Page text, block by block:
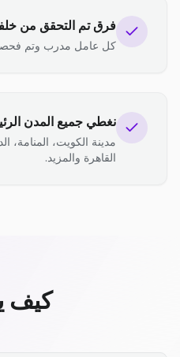
فرق تم التحقق من
كل عامل مدرب وتم فحصه
نغطي جميع المدن
مدينة الكويت، المنامة،
القاهرة والمزيد.
كيف